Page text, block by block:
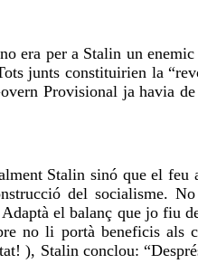
era per a Stalin un
junts constituirien la
Provisional ja havia
Stalin sinó que el
del socialisme.
el balanç que jo fiu
no li portà beneficis als
), Stalin conclou: